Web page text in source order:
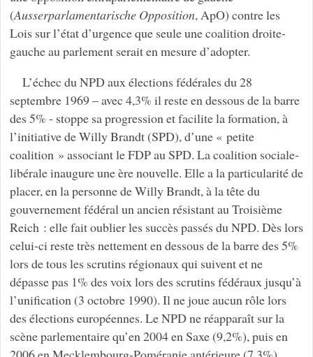
(Ausserparlamentarische Opposition, ApO) contre les
Lois sur l’état d’urgence que seule une coalition droite-
gauche au parlement serait en mesure d’adopter.
L’échec du NPD aux élections fédérales du 28
septembre 1969 – avec 4,3% il reste en dessous de la barre
des 5% - stoppe sa progression et facilite la formation, à
l’initiative de Willy Brandt (SPD), d’une « petite
coalition » associant le FDP au SPD. La coalition sociale-
libérale inaugure une ère nouvelle. Elle a la particularité de
placer, en la personne de Willy Brandt, à la tête du
gouvernement fédéral un ancien résistant au Troisième
Reich : elle fait oublier les succès passés du NPD. Dès lors
celui-ci reste très nettement en dessous de la barre des 5%
lors de tous les scrutins régionaux qui suivent et ne
dépasse pas 1% des voix lors des scrutins fédéraux jusqu’à
l’unification (3 octobre 1990). Il ne joue aucun rôle lors
des élections européennes. Le NPD ne réapparaît sur la
scène parlementaire qu’en 2004 en Saxe (9,2%), puis en